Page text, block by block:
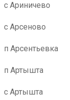
с Ариничево
с Арсеново
п Арсентьевка
п Артышта
с Артышта